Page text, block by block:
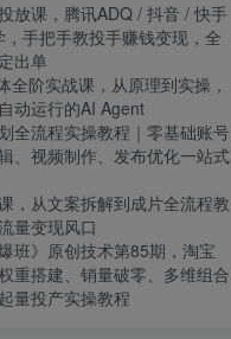
放课，腾讯ADQ / 抖音 / 快手
手把手教投手赚钱变现，全
出单
全阶实战课，从原理到实操，
动运行的AI Agent
全流程实操教程｜零基础账号
、视频制作、发布优化一站式
，从文案拆解到成片全流程教
量变现风口
班》原创技术第85期，淘宝
重搭建、销量破零、多维组合
量投产实操教程